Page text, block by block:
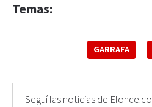
Temas:
GARRAFA
Seguí las noticias de